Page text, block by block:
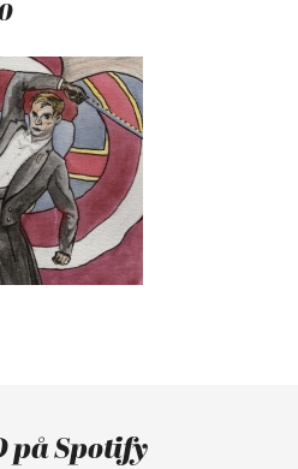
på Spotify